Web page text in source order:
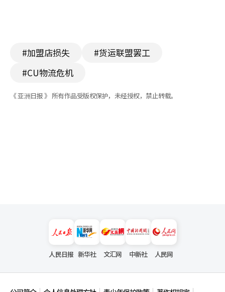
#加盟店损失
#货运联盟罢工
#CU物流危机
《 亚洲日报 》 所有作品受版权保护，未经授权，禁止转载。
人民日报 新华社 文汇网 中新社 人民网